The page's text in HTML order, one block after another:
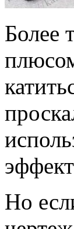
Более
Но